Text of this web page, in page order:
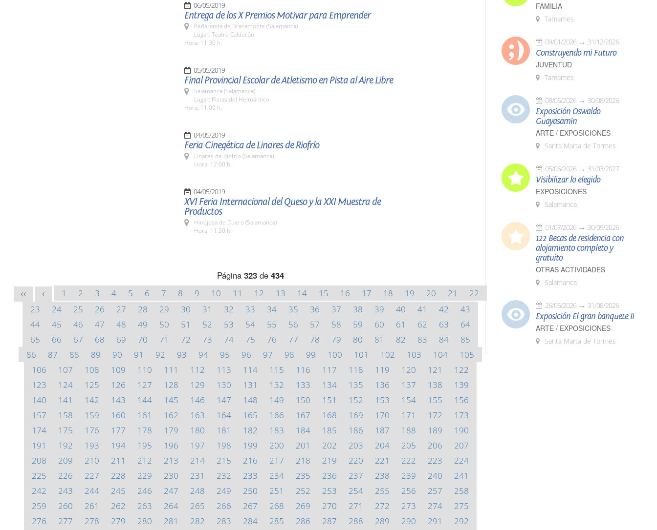
06/05/2019
Entrega de los X Premios Motivar para Emprender
Peñaranda de Bracamonte (Salamanca)
Lugar: Teatro Calderón
Hora: 11:30 h.
05/05/2019
Final Provincial Escolar de Atletismo en Pista al Aire Libre
Salamanca (Salamanca)
Lugar: Pistas del Helmántico
Hora: 11:00 h.
04/05/2019
Feria Cinegética de Linares de Riofrío
Linares de Riofrío (Salamanca)
Hora: 12:00 h.
04/05/2019
XVI Feria Internacional del Queso y la XXI Muestra de
Productos
Hinojosa de Duero (Salamanca)
Hora: 11:30 h.
Página 323de 434
<< < 1 2 3 4 5 6 7 8 9 10 11 12 13 14 15 16 17 18 19 20 21
22
23
24 25 26 27 28 29 30 31 32 33 34 35 36 37 38 39 40 41 42
43
44
45 46 47 48 49 50 51 52 53 54 55 56 57 58 59 60 61 62 63
64
65
66 67 68 69 70 71 72 73 74 75 76 77 78 79 80 81 82 83 84
85
86
87 88 89 90 91 92 93 94 95 96 97 98 99 100 101 102 103 104
105
106
107 108 109 110 111 112 113 114 115 116 117 118 119 120 121
122
123
124 125 126 127 128 129 130 131 132 133 134 135 136 137 138
139
140
141 142 143 144 145 146 147 148 149 150 151 152 153 154 155
156
157
158 159 160 161 162 163 164 165 166 167 168 169 170 171 172
173
174
175 176 177 178 179 180 181 182 183 184 185 186 187 188 189
190
191
192 193 194 195 196 197 198 199 200 201 202 203 204 205 206
207
208
209 210 211 212 213 214 215 216 217 218 219 220 221 222 223
224
225
226 227 228 229 230 231 232 233 234 235 236 237 238 239 240
241
242
243 244 245 246 247 248 249 250 251 252 253 254 255 256 257
258
259
260 261 262 263 264 265 266 267 268 269 270 271 272 273 274
275
276
277 278 279 280 281 282 283 284 285 286 287 288 289 290 291 292
FAMILIA
Tamames
09/01/2026 31/12/2026
Construyendo mi Futuro
JUVENTUD
Tamames
08/05/2026 30/08/2026
Exposición Oswaldo
Guayasamín
ARTE / EXPOSICIONES
Santa Marta de Tormes
05/06/2026 31/03/2027
Visibilizar lo elegido
EXPOSICIONES
Salamanca
01/07/2026 30/09/2026
122 Becas de residencia con
alojamiento completo y
gratuito
OTRAS ACTIVIDADES
Salamanca
26/06/2026 31/08/2026
Exposición El gran banquete II
ARTE / EXPOSICIONES
Santa Marta de Tormes